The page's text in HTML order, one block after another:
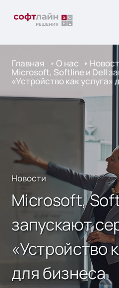
Главная О нас
Microsoft, Softline и Dell
«Устройство как услуга»
Новости
Microsoft,
запускают
«Устройство
для бизнеса